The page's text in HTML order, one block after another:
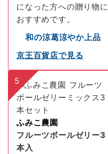
になった方への贈り物に
おすすめです。
和の涼葛涼やか 上品
京王百貨店で見る
5
ふみこ農園
フルーツボールゼリー3
本入